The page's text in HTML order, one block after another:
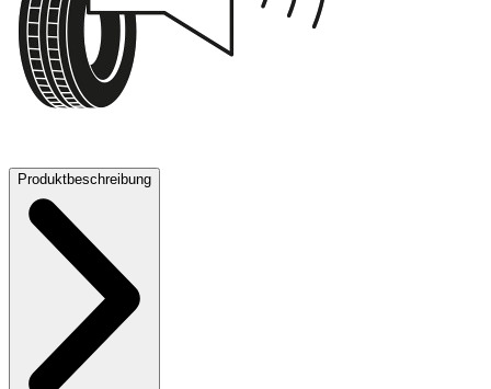
Produktbeschreibung